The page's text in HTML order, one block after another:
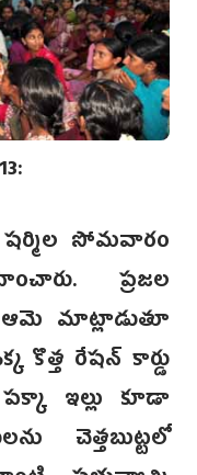
షర్మిల సోమవారం
ప్రజల
మాట్లాడుతూ
కొత్త రేషన్ కార్డు
ఇల్లు కూడా
చెత్తబుట్టలో